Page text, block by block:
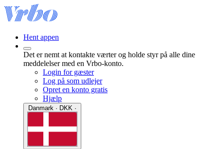
Hent appen
Det er nemt at kontakte værter og holde styr på alle dine
meddelelser med en Vrbo-konto.
Login for gæster
Log på som udlejer
Opret en konto gratis
Hjælp